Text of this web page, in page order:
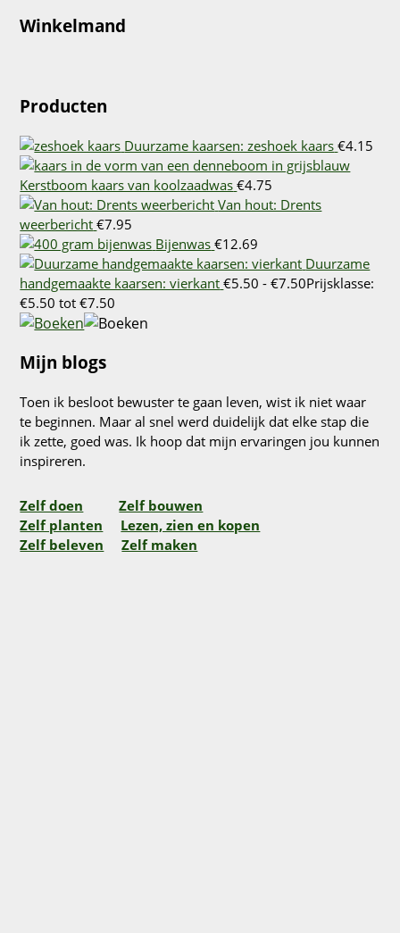
Winkelmand
Producten
Duurzame kaarsen: zeshoek kaars €4.15
Kerstboom kaars van koolzaadwas €4.75
Van hout: Drents
weerbericht €7.95
Bijenwas €12.69
Duurzame
handgemaakte kaarsen: vierkant €5.50 - €7.50Prijsklasse:
€5.50 tot €7.50
Mijn blogs
Toen ik besloot bewuster te gaan leven, wist ik niet waar
te beginnen. Maar al snel werd duidelijk dat elke stap die
ik zette, goed was. Ik hoop dat mijn ervaringen jou kunnen
inspireren.
Zelf doen
Zelf bouwen
Zelf planten
Lezen, zien en kopen
Zelf beleven
Zelf maken